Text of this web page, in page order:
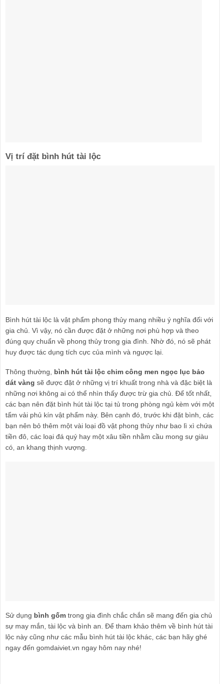
Vị trí đặt bình hút tài lộc
Bình hút tài lộc là vật phẩm phong thủy mang nhiều ý nghĩa đối với
gia chủ. Vì vậy, nó cần được đặt ở những nơi phù hợp và theo
đúng quy chuẩn về phong thủy trong gia đình. Nhờ đó, nó sẽ phát
huy được tác dụng tích cực của mình và ngược lại.
Thông thường, bình hút tài lộc chim công men ngọc lục bảo
dát vàng sẽ được đặt ở những vị trí khuất trong nhà và đặc biệt là
những nơi không ai có thể nhìn thấy được trừ gia chủ. Để tốt nhất,
các bạn nên đặt bình hút tài lộc tại tủ trong phòng ngủ kèm với một
tấm vải phủ kín vật phẩm này. Bên cạnh đó, trước khi đặt bình, các
bạn nên bỏ thêm một vài loại đồ vật phong thủy như bao lì xì chứa
tiền đô, các loại đá quý hay một xâu tiền nhằm cầu mong sự giàu
có, an khang thịnh vượng.
Sử dụng bình gốm trong gia đình chắc chắn sẽ mang đến gia chủ
sự may mắn, tài lộc và bình an. Để tham khảo thêm về bình hút tài
lộc này cũng như các mẫu bình hút tài lộc khác, các bạn hãy ghé
ngay đến gomdaiviet.vn ngay hôm nay nhé!